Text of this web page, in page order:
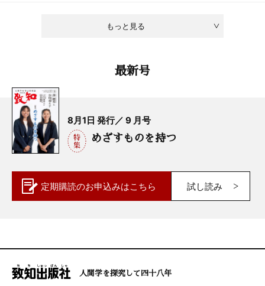
もっと見る
最新号
8月1日 発行／ 9 月号
めざすものを持つ
定期購読のお申込みはこちら 試し読み
人間学を探究して四十八年